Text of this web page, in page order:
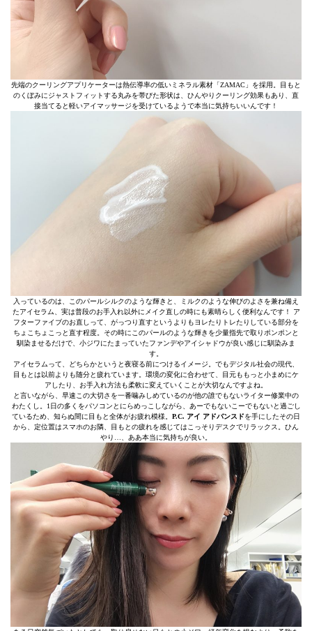
先端のクーリングアプリケーターは熱伝導率の低いミネラル素材「ZAMAC」を採用。目もと
のくぼみにジャストフィットする丸みを帯びた形状は、ひんやりクーリング効果もあり、直
接当てると軽いアイマッサージを受けているようで本当に気持ちいいんです！
入っているのは、このパールシルクのような輝きと、ミルクのような伸びのよさを兼ね備え
たアイセラム、実は普段のお手入れ以外にメイク直しの時にも素晴らしく便利なんです！ ア
フターファイブのお直しって、がっつり直すというよりもヨレたりトレたりしている部分を
ちょこちょこっと直す程度。その時にこのパールのような輝きを少量指先で取りポンポンと
馴染ませるだけで、小ジワにたまっていたファンデやアイシャドウが良い感じに馴染みま
す。
アイセラムって、どちらかというと夜寝る前につけるイメージ。でもデジタル社会の現代、
目もとは以前よりも随分と疲れています。環境の変化に合わせて、目元ももっと小まめにケ
アしたり、お手入れ方法も柔軟に変えていくことが大切なんですよね。
と言いながら、早速この大切さを一番噛みしめているのが他の誰でもないライター修業中の
わたくし。1日の多くをパソコンとにらめっこしながら、あーでもないこーでもないと過ごし
ているため、知らぬ間に目もと全体がお疲れ模様。 P.C. アイ アドバンスドを手にしたその日
から、定位置はスマホのお隣、目もとの疲れを感じてはこっそりデスクでリラックス。ひん
やり…、ああ本当に気持ちが良い。